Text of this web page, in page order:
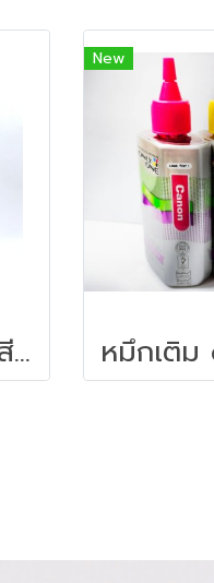
หมึกเติมอิงค์เจ็ท สีดำ Epson T7741
New